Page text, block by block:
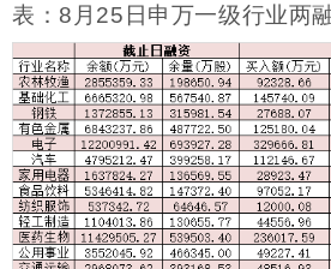
表：8月25日申万一级行业两